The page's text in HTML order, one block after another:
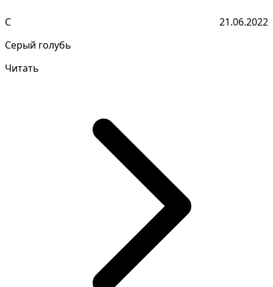
С
21.06.2022
Серый голубь
Читать